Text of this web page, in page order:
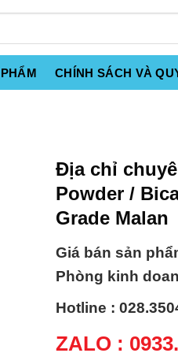
CHÍNH SÁCH VÀ
Địa chỉ
Powder /
Grade Malan
Giá bán sản
Phòng kinh
Hotline :
ZALO :